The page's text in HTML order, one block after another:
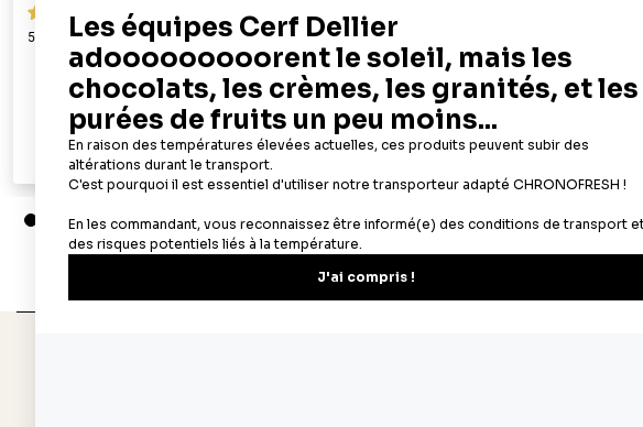
50 feuilles azyme alimentaires A4 - épaisseur 0,6 mm
19,90 €
Ajouter au panier
Aperçu rapide
100 feuilles azyme alimentaires A4 -
mm
22,90 €
Ajouter au panier
Aperçu